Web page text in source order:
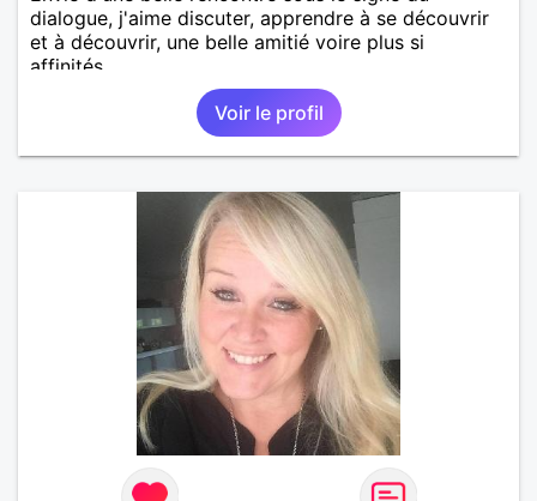
dialogue, j'aime discuter, apprendre à se découvrir
et à découvrir, une belle amitié voire plus si
affinités.
Voir le profil